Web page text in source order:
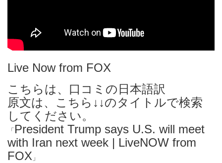
Live Now from FOX
こちらは、口コミの日本語訳
原文は、こちら↓↓のタイトルで検索
してください。
「President Trump says U.S. will meet
with Iran next week | LiveNOW from
FOX 」